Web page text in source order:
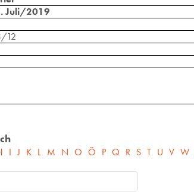
Juli/2019
12
I J K L M N O Ö P Q R S T U V W